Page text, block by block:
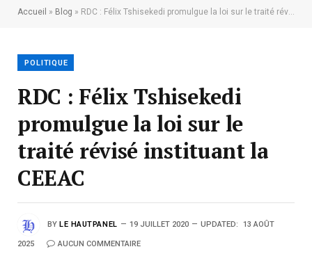
Accueil » Blog » RDC : Félix Tshisekedi promulgue la loi sur le traité révisé instituant la CEEAC
POLITIQUE
RDC : Félix Tshisekedi
promulgue la loi sur le
traité révisé instituant la
CEEAC
BY LE HAUTPANEL 19 JUILLET 2020 UPDATED: 13 AOÛT
2025 AUCUN COMMENTAIRE